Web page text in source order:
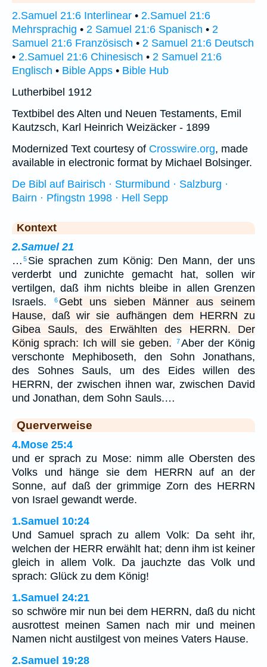
2.Samuel 21:6 Interlinear • 2.Samuel 21:6
Mehrsprachig • 2 Samuel 21:6 Spanisch • 2
Samuel 21:6 Französisch • 2 Samuel 21:6 Deutsch
• 2.Samuel 21:6 Chinesisch • 2 Samuel 21:6
Englisch • Bible Apps • Bible Hub
Lutherbibel 1912
Textbibel des Alten und Neuen Testaments, Emil
Kautzsch, Karl Heinrich Weizäcker - 1899
Modernized Text courtesy of Crosswire.org, made
available in electronic format by Michael Bolsinger.
De Bibl auf Bairisch · Sturmibund · Salzburg ·
Bairn · Pfingstn 1998 · Hell Sepp
Kontext
2.Samuel 21
… 5 Sie sprachen zum König: Den Mann, der uns
verderbt und zunichte gemacht hat, sollen wir
vertilgen, daß ihm nichts bleibe in allen Grenzen
Israels.
6 Gebt uns sieben Männer aus seinem
Hause, daß wir sie aufhängen dem HERRN zu
Gibea Sauls, des Erwählten des HERRN. Der
König sprach: Ich will sie geben.
7Aber der König
verschonte Mephiboseth, den Sohn Jonathans,
des Sohnes Sauls, um des Eides willen des
HERRN, der zwischen ihnen war, zwischen David
und Jonathan, dem Sohn Sauls.…
Querverweise
4.Mose 25:4
und er sprach zu Mose: nimm alle Obersten des
Volks und hänge sie dem HERRN auf an der
Sonne, auf daß der grimmige Zorn des HERRN
von Israel gewandt werde.
1.Samuel 10:24
Und Samuel sprach zu allem Volk: Da seht ihr,
welchen der HERR erwählt hat; denn ihm ist keiner
gleich in allem Volk. Da jauchzte das Volk und
sprach: Glück zu dem König!
1.Samuel 24:21
so schwöre mir nun bei dem HERRN, daß du nicht
ausrottest meinen Samen nach mir und meinen
Namen nicht austilgest von meines Vaters Hause.
2.Samuel 19:28